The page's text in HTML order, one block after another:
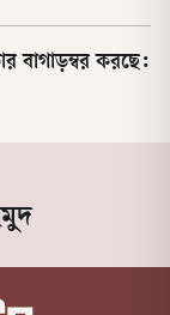
বাগাড়ম্বর করছে: